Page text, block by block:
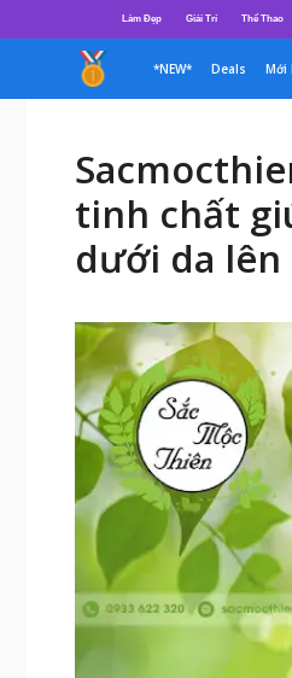
đến
dung
Làm Đẹp Giải Trí Thể Thao
*NEW* Deals Mới
tinh chất
dưới da lên